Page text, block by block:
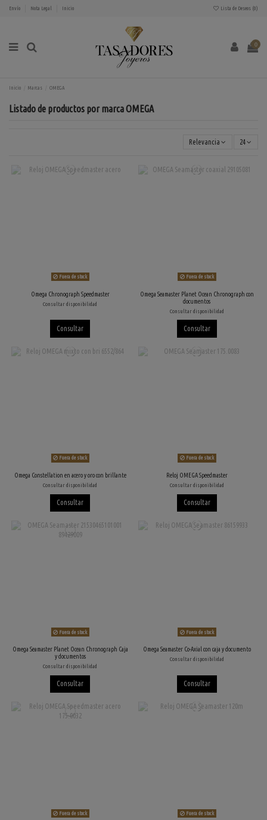
Envío Nota Legal Inicio Lista de Deseos (0)
0
Inicio Marcas OMEGA
Listado de productos por marca OMEGA
Relevancia 24
Fuera de stock
Omega Chronograph Speedmaster
Consultar disponibilidad
Consultar
Fuera de stock
Omega Seamaster Planet Ocean Chronograph con
documentos
Consultar disponibilidad
Consultar
Fuera de stock
Omega Constellation en acero y oro con brillante
Consultar disponibilidad
Consultar
Fuera de stock
Reloj OMEGA Speedmaster
Consultar disponibilidad
Consultar
Fuera de stock
Omega Seamaster Planet Ocean Chronograph Caja
y documentos
Consultar disponibilidad
Consultar
Fuera de stock
Omega Seamaster Co-Axial con caja y documento
Consultar disponibilidad
Consultar
Fuera de stock Fuera de stock